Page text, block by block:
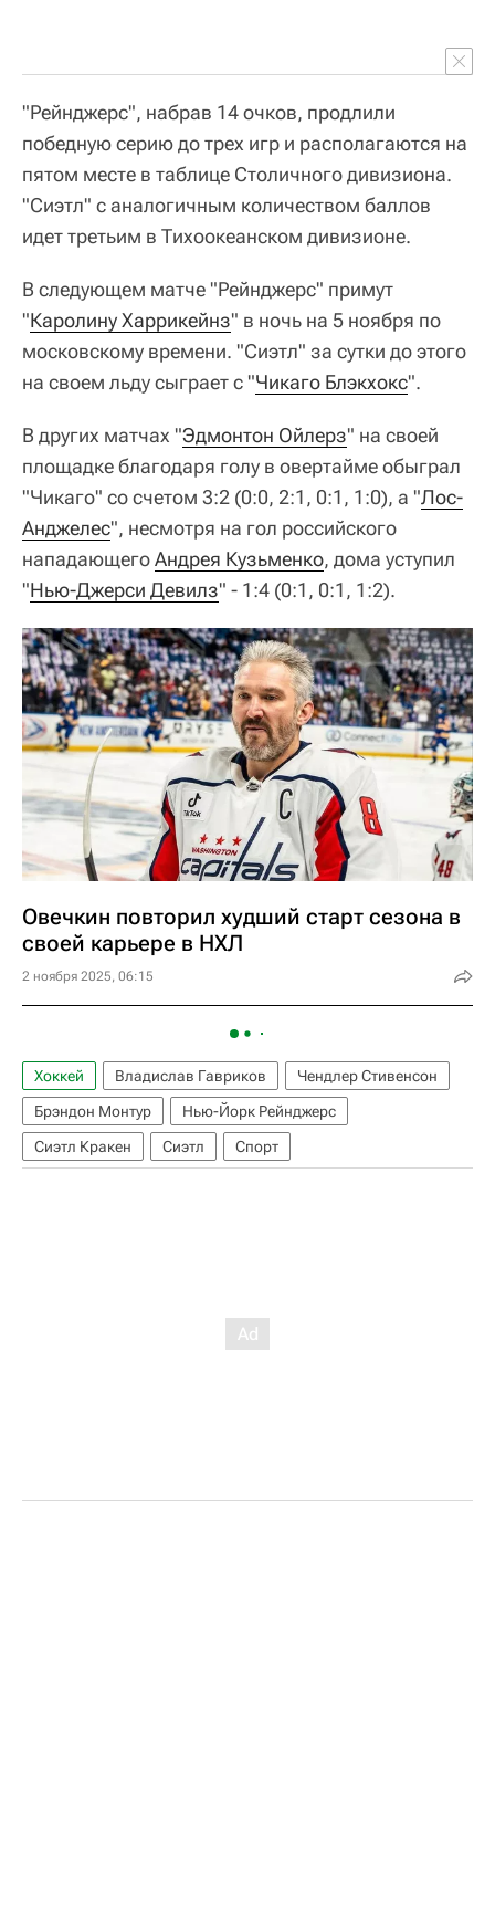
"Рейнджерс", набрав 14 очков, продлили
победную серию до трех игр и располагаются на
пятом месте в таблице Столичного дивизиона.
"Сиэтл" с аналогичным количеством баллов
идет третьим в Тихоокеанском дивизионе.
В следующем матче "Рейнджерс" примут
"Каролину Харрикейнз" в ночь на 5 ноября по
московскому времени. "Сиэтл" за сутки до этого
на своем льду сыграет с "Чикаго Блэкхокс".
В других матчах "Эдмонтон Ойлерз" на своей
площадке благодаря голу в овертайме обыграл
"Чикаго" со счетом 3:2 (0:0, 2:1, 0:1, 1:0), а "Лос-
Анджелес", несмотря на гол российского
нападающегоАндрея Кузьменко, дома уступил
"Нью-Джерси Девилз" - 1:4 (0:1, 0:1, 1:2).
Овечкин повторил худший старт сезона в
своей карьере в НХЛ
2 ноября 2025, 06:15
Хоккей Владислав Гавриков
Чендлер Стивенсон
Брэндон Монтур
Нью-Йорк Рейнджерс
Сиэтл Кракен
Сиэтл Спорт